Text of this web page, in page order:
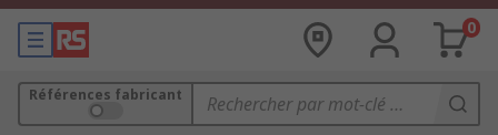
0
Références fabricant